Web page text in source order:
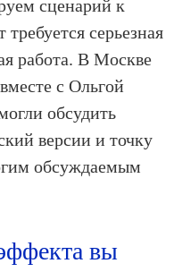
сценарий к
серьезная
работа. В Москве
с Ольгой
обсудить
версии и точку
обсуждаемым
вы